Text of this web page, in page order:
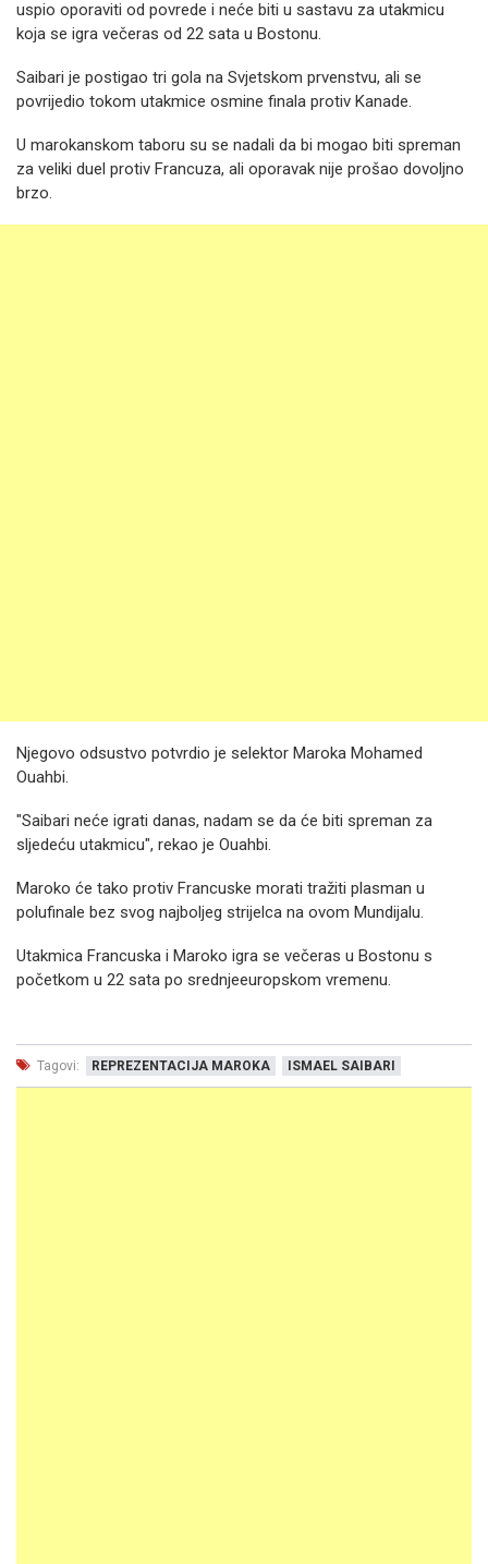
uspio oporaviti od povrede i neće biti u sastavu za utakmicu
koja se igra večeras od 22 sata u Bostonu.
Saibari je postigao tri gola na Svjetskom prvenstvu, ali se
povrijedio tokom utakmice osmine finala protiv Kanade.
U marokanskom taboru su se nadali da bi mogao biti spreman
za veliki duel protiv Francuza, ali oporavak nije prošao dovoljno
brzo.
Njegovo odsustvo potvrdio je selektor Maroka Mohamed
Ouahbi.
"Saibari neće igrati danas, nadam se da će biti spreman za
sljedeću utakmicu", rekao je Ouahbi.
Maroko će tako protiv Francuske morati tražiti plasman u
polufinale bez svog najboljeg strijelca na ovom Mundijalu.
Utakmica Francuska i Maroko igra se večeras u Bostonu s
početkom u 22 sata po srednjeeuropskom vremenu.
Tagovi: REPREZENTACIJA MAROKA ISMAEL SAIBARI